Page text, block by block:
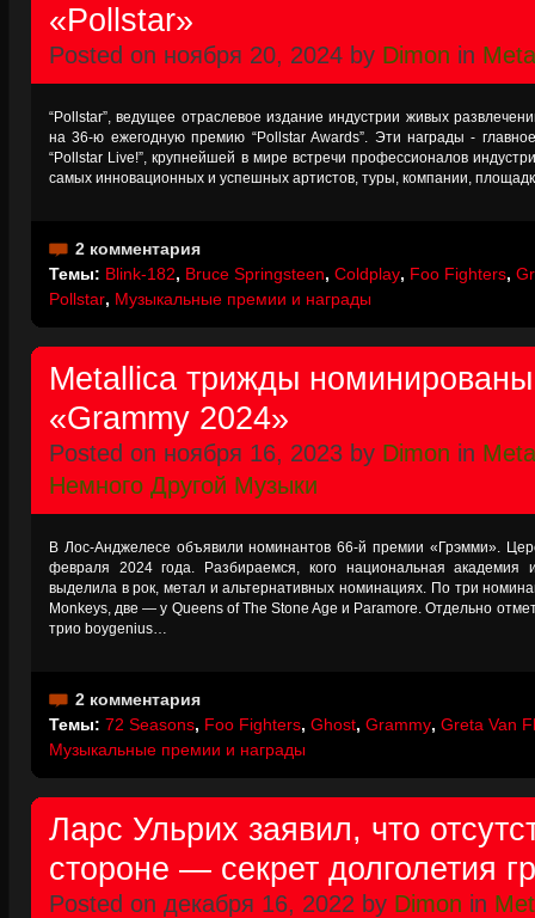
«Pollstar»
Posted on ноября 20, 2024 by Dimon in
“Pollstar”, ведущее отраслевое издание индустрии живых
на 36-ю ежегодную премию “Pollstar Awards”. Эти награды -
“Pollstar Live!”, крупнейшей в мире встречи профессионалов
самых инновационных и успешных артистов, туры, компании,
2 комментария
Темы: Blink-182, Bruce Springsteen, Coldplay, Foo Fighters,
Pollstar, Музыкальные премии и награды
Metallica трижды
«Grammy 2024»
Posted on ноября 16, 2023 by Dimon in
Немного Другой Музыки
В Лос-Анджелесе объявили номинантов 66-й премии «Грэмми».
февраля 2024 года. Разбираемся, кого национальная академия
выделила в рок, метал и альтернативных номинациях. По три
Monkeys, две — у Queens of The Stone Age и Paramore. Отдельно
трио boygenius…
2 комментария
Темы: 72 Seasons, Foo Fighters, Ghost, Grammy, Greta Van
Музыкальные премии и награды
Ларс Ульрих заявил, что
стороне — секрет долголетия
Posted on декабря 16, 2022 by Dimon in